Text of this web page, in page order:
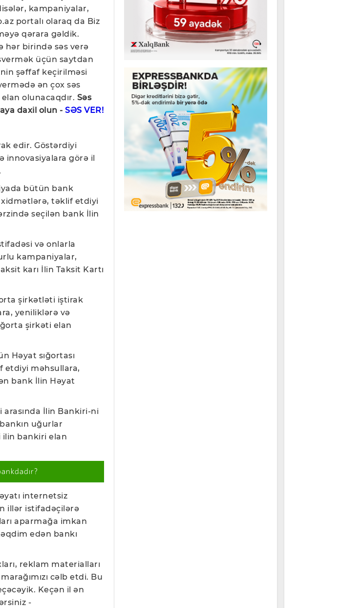
kampaniyalar,
portalı olaraq da Biz
qərara gəldik.
hər birində səs verə
üçün saytdan
şəffaf keçirilməsi
ən çox səs
olunacaqdır. Səs
daxil olun - SƏS VER!
edir. Göstərdiyi
görə il
bütün bank
təklif etdiyi
seçilən bank İlin
və onlarla
kampaniyalar,
karı İlin Taksit Kartı
şirkətləti iştirak
yeniliklərə və
şirkəti elan
Həyat sığortası
etdiyi məhsullara,
bank İlin Həyat
İlin Bankiri-ni
uğurlar
ilin bankiri elan
internetsiz
illər istifadəçilərə
aparmağa imkan
edən bankı
reklam materialları
cəlb etdi. Bu
Keçən il ən
-